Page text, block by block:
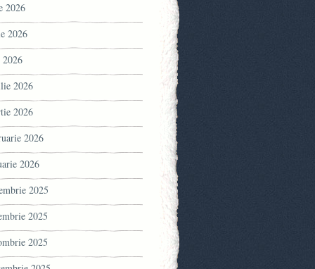
2026
2026
2026
2026
2026
2026
2025
2025
2025